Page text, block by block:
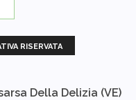
RISERVATA
Della Delizia (VE)